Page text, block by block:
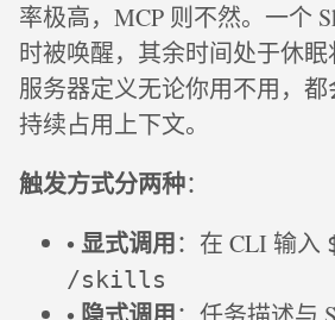
率极高，MCP 则不然。一个
时被唤醒，其余时间处于休眠
服务器定义无论你用不用，
持续占用上下文。
触发方式分两种：
• 显式调用：在 CLI 输入
/skills